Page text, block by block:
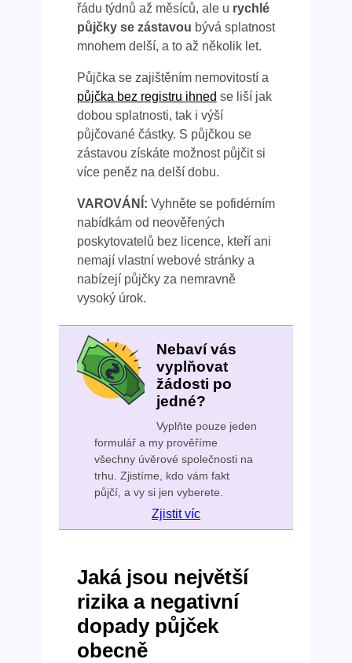
řádu týdnů až měsíců, ale u rychlé
půjčky se zástavou bývá splatnost
mnohem delší, a to až několik let.
Půjčka se zajištěním nemovitostí a
půjčka bez registru ihned se liší jak
dobou splatnosti, tak i výší
půjčované částky. S půjčkou se
zástavou získáte možnost půjčit si
více peněz na delší dobu.
VAROVÁNÍ: Vyhněte se pofidérním
nabídkám od neověřených
poskytovatelů bez licence, kteří ani
nemají vlastní webové stránky a
nabízejí půjčky za nemravně
vysoký úrok.
Nebaví vás
vyplňovat
žádosti po
jedné?
Vyplňte pouze jeden
formulář a my prověříme
všechny úvěrové společnosti na
trhu. Zjistíme, kdo vám fakt
půjčí, a vy si jen vyberete.
Zjistit víc
Jaká jsou největší
rizika a negativní
dopady půjček
obecně